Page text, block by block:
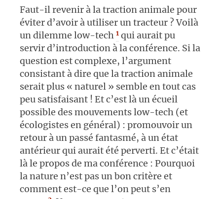
Faut-il revenir à la traction animale pour
éviter d’avoir à utiliser un tracteur ? Voilà
un dilemme low-tech 1 qui aurait pu
servir d’introduction à la conférence. Si la
question est complexe, l’argument
consistant à dire que la traction animale
serait plus « naturel » semble en tout cas
peu satisfaisant ! Et c’est là un écueil
possible des mouvements low-tech (et
écologistes en général) : promouvoir un
retour à un passé fantasmé, à un état
antérieur qui aurait été perverti. Et c’était
là le propos de ma conférence : Pourquoi
la nature n’est pas un bon critère et
comment est-ce que l’on peut s’en